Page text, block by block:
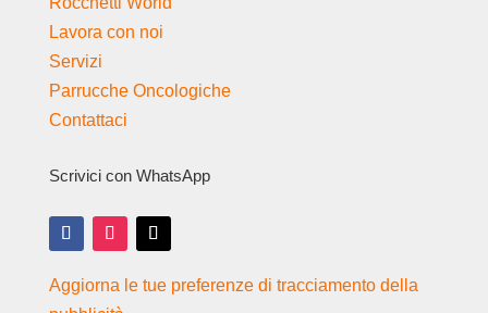
Lavora con noi
Servizi
Parrucche Oncologiche
Contattaci
Scrivici con WhatsApp
Aggiorna le tue preferenze di tracciamento della